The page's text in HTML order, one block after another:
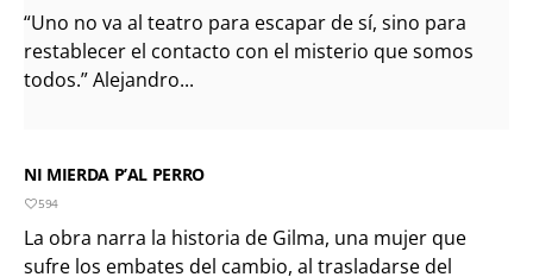
“Uno no va al teatro para escapar de sí, sino para
restablecer el contacto con el misterio que somos
todos.” Alejandro...
NI MIERDA P’AL PERRO
594
La obra narra la historia de Gilma, una mujer que
sufre los embates del cambio, al trasladarse del